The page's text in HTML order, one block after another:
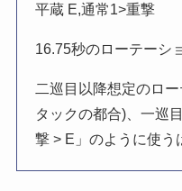
平蔵 E,通常1>重撃
16.75秒のローテーシ
二巡目以降想定のロ
タックの都合)、一巡
撃 > E」のように使う